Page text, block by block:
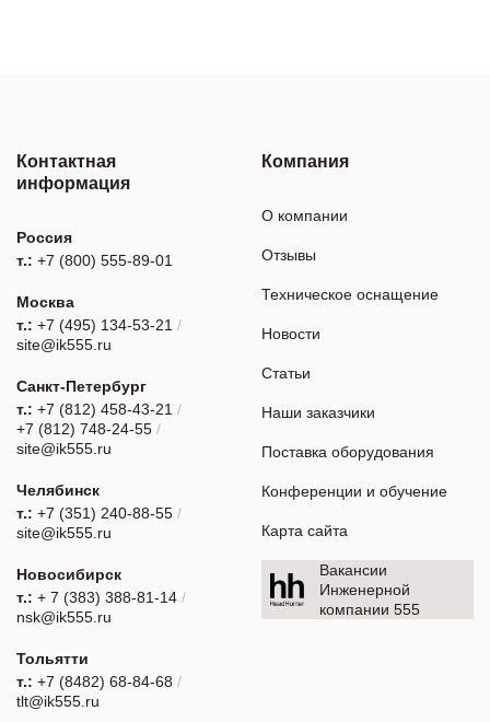
Контактная
информация
Россия
т.: +7 (800) 555-89-01
Москва
т.: +7 (495) 134-53-21 /
site@ik555.ru
Санкт-Петербург
т.: +7 (812) 458-43-21 /
+7 (812) 748-24-55 /
site@ik555.ru
Челябинск
т.: +7 (351) 240-88-55 /
site@ik555.ru
Новосибирск
т.: + 7 (383) 388-81-14 /
nsk@ik555.ru
Тольятти
т.: +7 (8482) 68-84-68 /
tlt@ik555.ru
Компания
О компании
Отзывы
Техническое оснащение
Новости
Статьи
Наши заказчики
Поставка оборудования
Конференции и обучение
Карта сайта
Вакансии
Инженерной
компании 555